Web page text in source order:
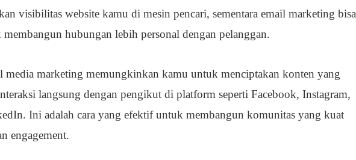
visibilitas website kamu di mesin pencari, sementara email marketing bisa
hubungan lebih personal dengan pelanggan.
media marketing memungkinkan kamu untuk menciptakan konten yang
langsung dengan pengikut di platform seperti Facebook, Instagram,
Ini adalah cara yang efektif untuk membangun komunitas yang kuat
engagement.